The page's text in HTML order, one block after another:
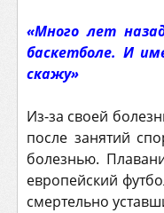
«Много лет
баскетболе. И
скажу»
Из-за своей
после занятий
болезнью.
европейский
смертельно